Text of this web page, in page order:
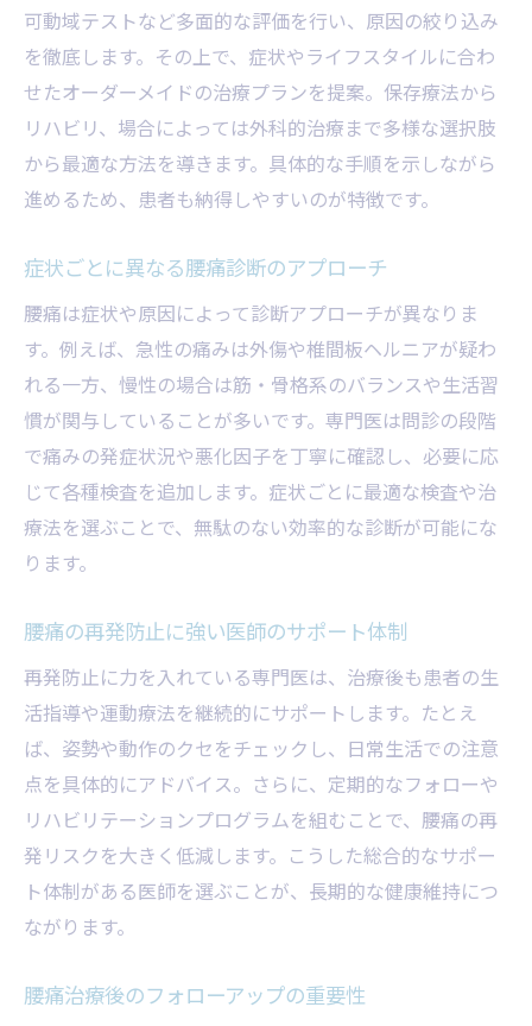
可動域テストなど多面的な評価を行い、原因の絞り込み
を徹底します。その上で、症状やライフスタイルに合わ
せたオーダーメイドの治療プランを提案。保存療法から
リハビリ、場合によっては外科的治療まで多様な選択肢
から最適な方法を導きます。具体的な手順を示しながら
進めるため、患者も納得しやすいのが特徴です。
症状ごとに異なる腰痛診断のアプローチ
腰痛は症状や原因によって診断アプローチが異なりま
す。例えば、急性の痛みは外傷や椎間板ヘルニアが疑わ
れる一方、慢性の場合は筋・骨格系のバランスや生活習
慣が関与していることが多いです。専門医は問診の段階
で痛みの発症状況や悪化因子を丁寧に確認し、必要に応
じて各種検査を追加します。症状ごとに最適な検査や治
療法を選ぶことで、無駄のない効率的な診断が可能にな
ります。
腰痛の再発防止に強い医師のサポート体制
再発防止に力を入れている専門医は、治療後も患者の生
活指導や運動療法を継続的にサポートします。たとえ
ば、姿勢や動作のクセをチェックし、日常生活での注意
点を具体的にアドバイス。さらに、定期的なフォローや
リハビリテーションプログラムを組むことで、腰痛の再
発リスクを大きく低減します。こうした総合的なサポー
ト体制がある医師を選ぶことが、長期的な健康維持につ
ながります。
腰痛治療後のフォローアップの重要性